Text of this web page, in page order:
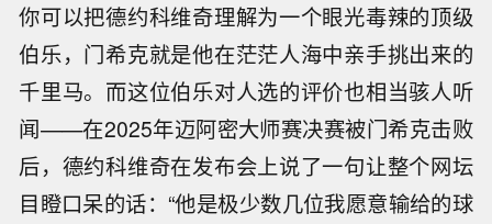
你可以把德约科维奇理解为一个眼光毒辣的顶级
伯乐，门希克就是他在茫茫人海中亲手挑出来的
千里马。而这位伯乐对人选的评价也相当骇人听
闻——在2025年迈阿密大师赛决赛被门希克击败
后，德约科维奇在发布会上说了一句让整个网坛
目瞪口呆的话：“他是极少数几位我愿意输给的球